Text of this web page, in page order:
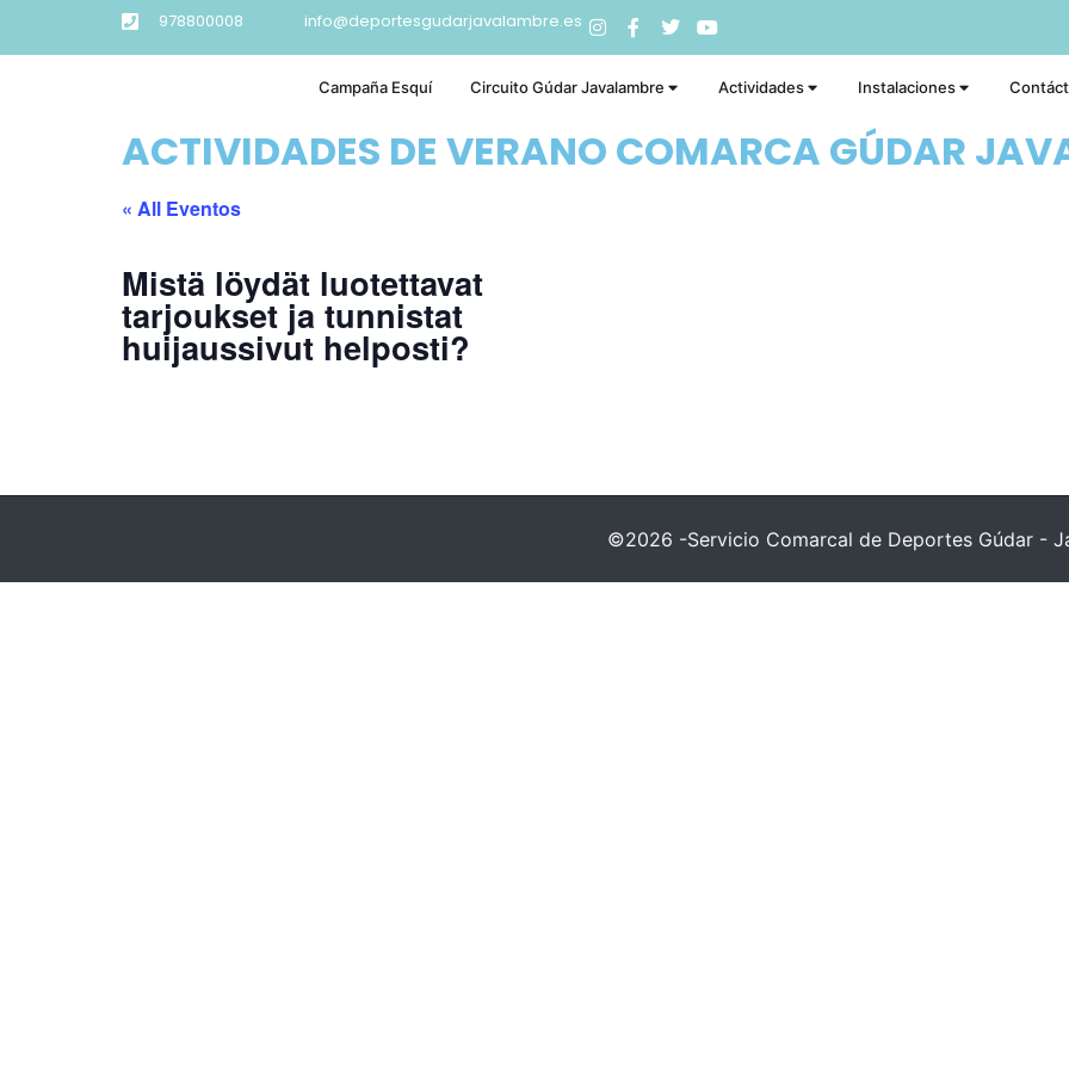
978800008 info@deportesgudarjavalambre.es
Campaña Esquí Circuito Gúdar Javalambre Actividades Instalaciones
ACTIVIDADES DE VERANO COMARCA GÚDAR
« All Eventos
Mistä löydät luotettavat
tarjoukset ja tunnistat
huijaussivut helposti?
©2026 -Servicio Comarcal de Deportes Gúdar -